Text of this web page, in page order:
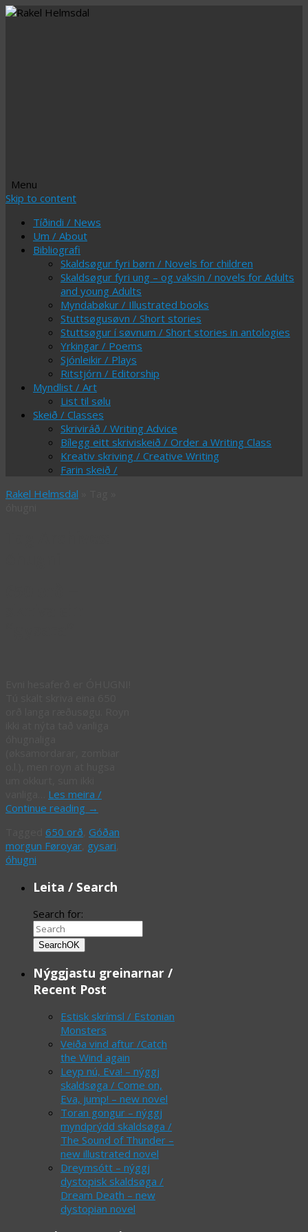
Menu
Skip to content
Tíðindi / News
Um / About
Bibliografi
Skaldsøgur fyri børn / Novels for children
Skaldsøgur fyri ung – og vaksin / novels for Adults
and young Adults
Myndabøkur / Illustrated books
Stuttsøgusøvn / Short stories
Stuttsøgur í søvnum / Short stories in antologies
Yrkingar / Poems
Sjónleikir / Plays
Ritstjórn / Editorship
Myndlist / Art
List til sølu
Skeið / Classes
Skriviráð / Writing Advice
Bílegg eitt skriviskeið / Order a Writing Class
Kreativ skriving / Creative Writing
Farin skeið /
Rakel Helmsdal
Les meira /
Continue reading →
650 orð Góðan
morgun Føroyar gysari
óhugni
Leita / Search
Search for:
SearchOK
Nýggjastu greinarnar /
Recent Post
Estisk skrímsl / Estonian
Monsters
Veiða vind aftur /Catch
the Wind again
Leyp nú, Eva! – nýggj
skaldsøga / Come on,
Eva, jump! – new novel
Toran gongur – nýggj
myndprýdd skaldsøga /
The Sound of Thunder –
new illustrated novel
Dreymsótt – nýggj
dystopisk skaldsøga /
Dream Death – new
dystopian novel